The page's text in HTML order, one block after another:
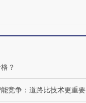
？
竞争：道路比技术更重要